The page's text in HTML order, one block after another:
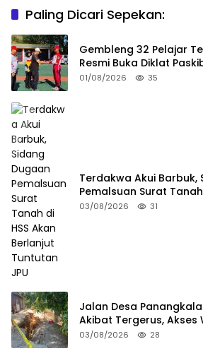
Paling Dicari Sepekan:
Gembleng 32 Pelajar
Resmi Buka Diklat
01/08/2026 35
Terdakwa Akui Barbuk,
Pemalsuan Surat Tanah
Berlanjut Tuntutan JPU
03/08/2026 31
Jalan Desa
Akibat Tergerus, Akses
03/08/2026 28